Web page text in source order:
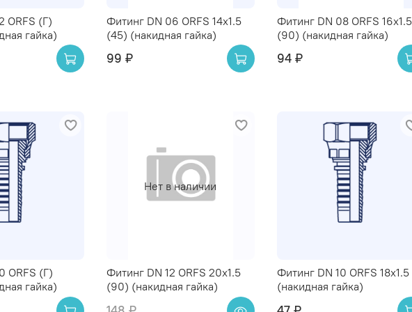
ORFS (Г)
гайка)
Фитинг DN 06 ORFS 14x1.5
(45) (накидная гайка)
99 ₽
Фитинг DN 08 ORFS 16x1.5
(90) (накидная гайка)
94 ₽
ORFS (Г)
гайка)
Нет в наличии
Фитинг DN 12 ORFS 20x1.5
(90) (накидная гайка)
Фитинг DN 10 ORFS 18x1.5
(накидная гайка)